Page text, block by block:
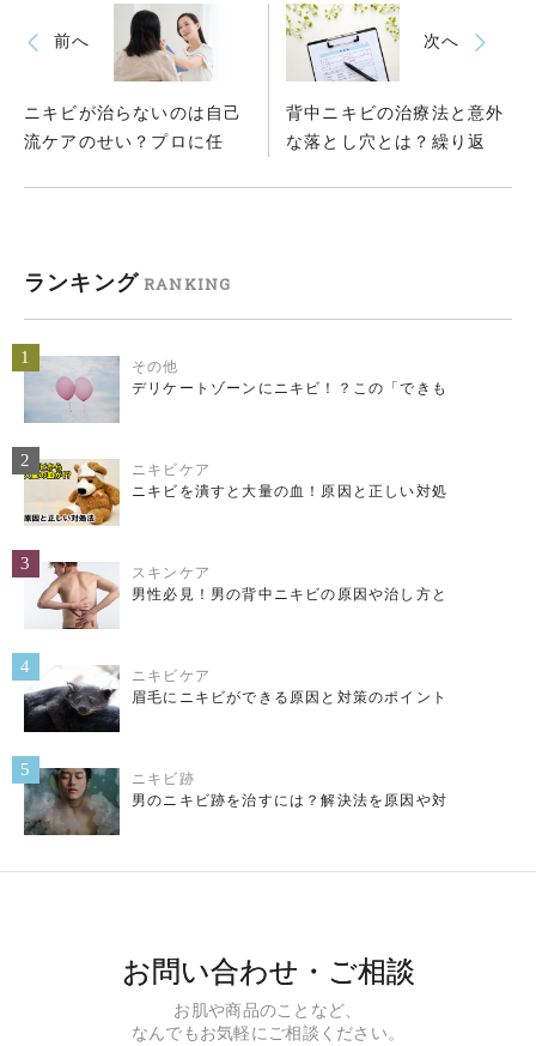
前へ
ニキビが治らないのは自己
流ケアのせい？プロに任
次へ
背中ニキビの治療法と意外
な落とし穴とは？繰り返
ランキング RANKING
1
その他
デリケートゾーンにニキビ！？この「できも
2
ニキビケア
ニキビを潰すと大量の血！原因と正しい対処
3
スキンケア
男性必見！男の背中ニキビの原因や治し方と
4
ニキビケア
眉毛にニキビができる原因と対策のポイント
5
ニキビ跡
男のニキビ跡を治すには？解決法を原因や対
お問い合わせ・ご相談
お肌や商品のことなど、
なんでもお気軽にご相談ください。